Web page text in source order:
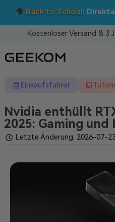
Back to School :
Kostenloser Versand & 3
Einkaufsführer
Nvidia enthüllt
2025: Gaming und
Letzte Änderung: 2026-07-23
MINI-PCS